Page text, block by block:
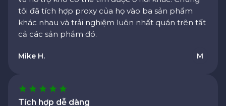
khác nhau và trải nghiệm luôn nhất quán trên tất
cả các sản phẩm đó.
Mike H.
Tích hợp dễ dàng
API rất dễ sử dụng. Chúng tôi đã thiết lập và vận